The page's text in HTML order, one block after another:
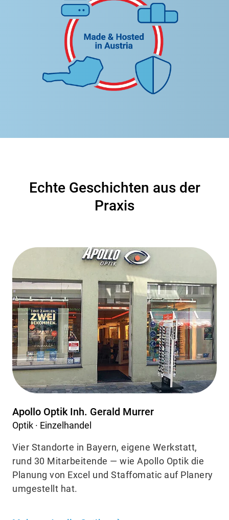
Echte Geschichten aus der
Praxis
Apollo Optik Inh. Gerald Murrer
Optik · Einzelhandel
Vier Standorte in Bayern, eigene Werkstatt,
rund 30 Mitarbeitende — wie Apollo Optik die
Planung von Excel und Staffomatic auf Planery
umgestellt hat.